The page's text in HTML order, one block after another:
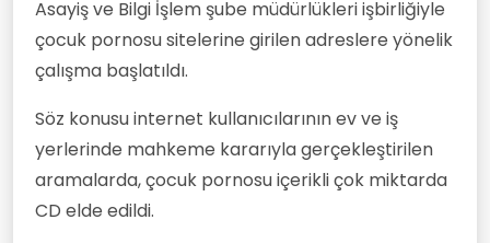
Asayiş ve Bilgi İşlem şube müdürlükleri işbirliğiyle
çocuk pornosu sitelerine girilen adreslere yönelik
çalışma başlatıldı.
Söz konusu internet kullanıcılarının ev ve iş
yerlerinde mahkeme kararıyla gerçekleştirilen
aramalarda, çocuk pornosu içerikli çok miktarda
CD elde edildi.